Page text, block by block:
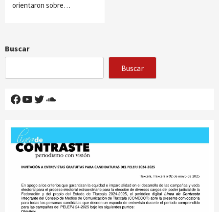
orientaron sobre…
Buscar
Buscar
Facebook
YouTube
Twitter
SoundCloud